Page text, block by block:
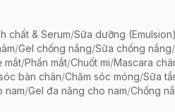
chất & Serum/Sữa dưỡng (Emulsion)
/Gel chống nắng/Sữa chống nắng/
mắt/Phấn mắt/Chuốt mi/Mascara
bàn chân/Chăm sóc móng/Sữa
nam/Gel đa năng cho nam/Chống